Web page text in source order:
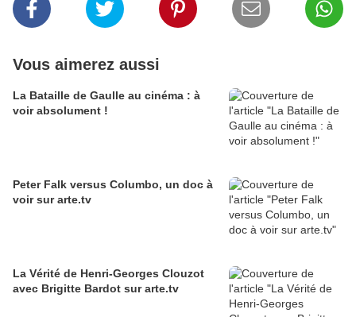
Vous aimerez aussi
La Bataille de Gaulle au cinéma : à
voir absolument !
Peter Falk versus Columbo, un doc à
voir sur arte.tv
La Vérité de Henri-Georges Clouzot
avec Brigitte Bardot sur arte.tv